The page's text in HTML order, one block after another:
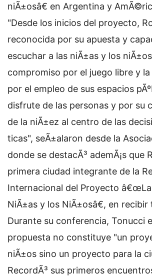
niÃ±osâ€ en Argentina y
"Desde los inicios del proyecto,
reconocida por su apuesta y
escuchar a las niÃ±as y los
compromiso por el juego libre y
por el empleo de sus espacios
disfrute de las personas y por su
de la niÃ±ez al centro de las
ticas", seÃ±alaron desde la
donde se destacÃ³ ademÃ¡s que
primera ciudad integrante de la
Internacional del Proyecto
NiÃ±as y los NiÃ±osâ€, en
Durante su conferencia, Tonucci
propuesta no constituye "un
niÃ±os sino un proyecto para la
RecordÃ³ sus primeros